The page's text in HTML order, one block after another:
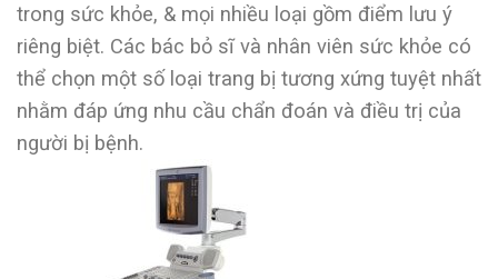
trong sức khỏe, & mọi nhiều loại gồm điểm lưu ý
riêng biệt. Các bác bỏ sĩ và nhân viên sức khỏe có
thể chọn một số loại trang bị tương xứng tuyệt nhất
nhằm đáp ứng nhu cầu chẩn đoán và điều trị của
người bị bệnh.